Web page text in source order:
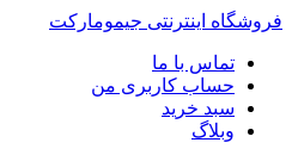
فروشگاه اینترنتی جیمومارکت
تماس با ما
حساب کاربری من
سبد خرید
وبلاگ